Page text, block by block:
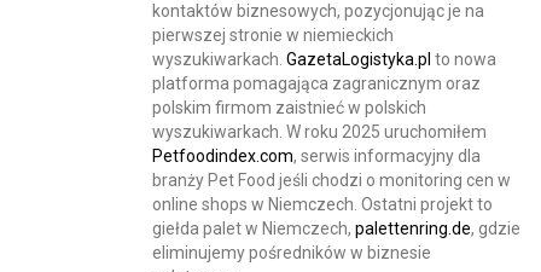
kontaktów biznesowych, pozycjonując je na
pierwszej stronie w niemieckich
wyszukiwarkach.GazetaLogistyka.pl to nowa
platforma pomagająca zagranicznym oraz
polskim firmom zaistnieć w polskich
wyszukiwarkach. W roku 2025 uruchomiłem
Petfoodindex.com, serwis informacyjny dla
branży Pet Food jeśli chodzi o monitoring cen w
online shops w Niemczech. Ostatni projekt to
giełda palet w Niemczech,palettenring.de, gdzie
eliminujemy pośredników w biznesie